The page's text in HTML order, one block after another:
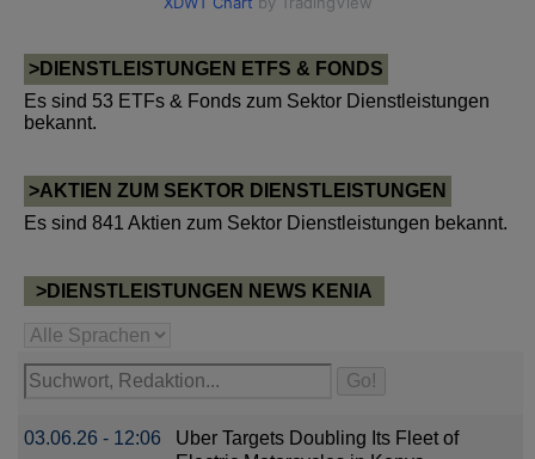
>DIENSTLEISTUNGEN ETFS & FONDS
Es sind 53 ETFs & Fonds zum Sektor Dienstleistungen
bekannt.
>AKTIEN ZUM SEKTOR DIENSTLEISTUNGEN
Es sind 841 Aktien zum Sektor Dienstleistungen bekannt.
>DIENSTLEISTUNGEN NEWS KENIA
03.06.26 - 12:06
Uber Targets Doubling Its Fleet of